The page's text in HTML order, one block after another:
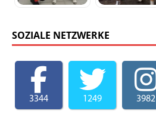
SOZIALE NETZWERKE
3344 1249 3982